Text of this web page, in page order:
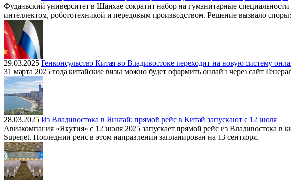
Фуданьский университет в Шанхае сократит набор на гуманитарные
интеллектом, робототехникой и передовым производством. Решение вызвало
29.03.2025 Генконсульство Китая во Владивостоке переходит на новую систему
31 марта 2025 года китайские визы можно будет оформить онлайн через сайт
28.03.2025 Из Владивостока в Яньтай: прямой рейс в Китай запускают с 12 июля
Авиакомпания «Якутия» с 12 июля 2025 запускает прямой рейс из Владивостока
Superjet. Последний рейс в этом направлении запланирован на 13 сентября.